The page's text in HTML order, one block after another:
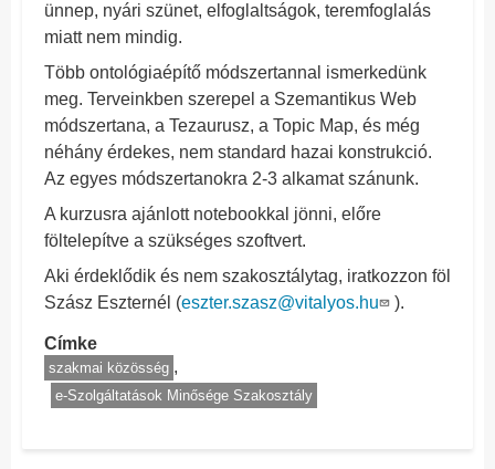
ünnep, nyári szünet, elfoglaltságok, teremfoglalás
miatt nem mindig.
Több ontológiaépítő módszertannal ismerkedünk
meg. Terveinkben szerepel a Szemantikus Web
módszertana, a Tezaurusz, a Topic Map, és még
néhány érdekes, nem standard hazai konstrukció.
Az egyes módszertanokra 2-3 alkamat szánunk.
A kurzusra ajánlott notebookkal jönni, előre
föltelepítve a szükséges szoftvert.
Aki érdeklődik és nem szakosztálytag, iratkozzon föl
Szász Eszternél (eszter.szasz@vitalyos.hu ).
Címke
szakmai közösség
e-Szolgáltatások Minősége Szakosztály